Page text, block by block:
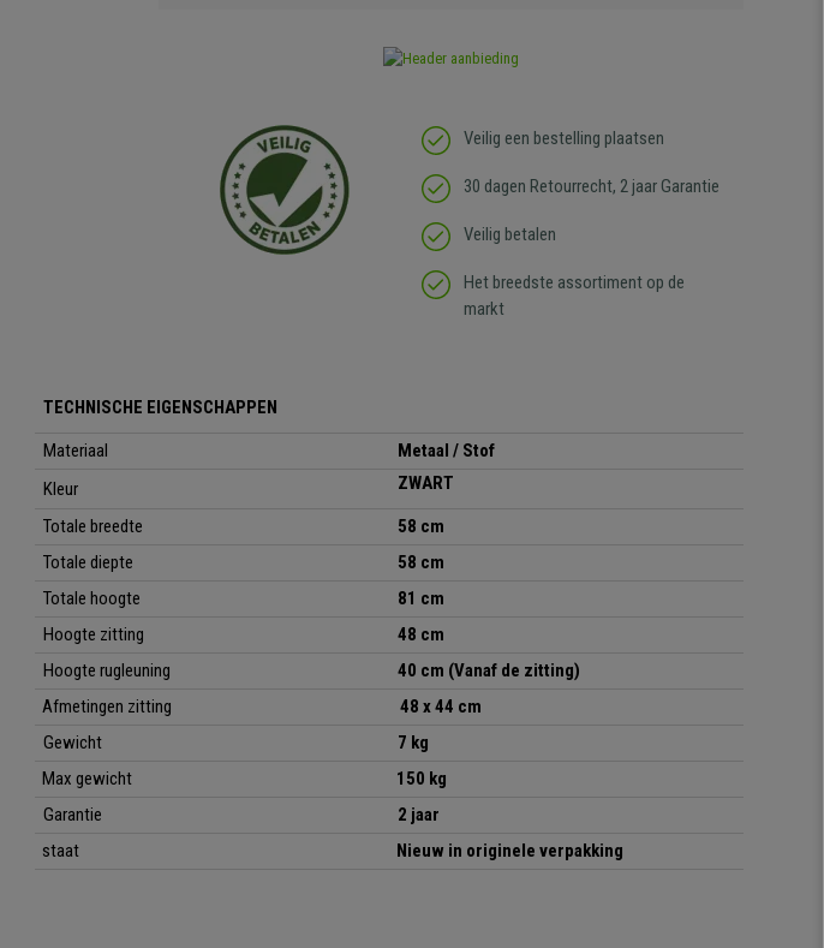
Veilig een bestelling plaatsen
30 dagen Retourrecht, 2 jaar Garantie
Veilig betalen
Het breedste assortiment op de
markt
TECHNISCHE EIGENSCHAPPEN
Materiaal
Metaal / Stof
Kleur
ZWART
Totale breedte
58 cm
Totale diepte
58 cm
Totale hoogte
81 cm
Hoogte zitting
48 cm
Hoogte rugleuning
40 cm (Vanaf de zitting)
Afmetingen zitting
48 x 44 cm
Gewicht
7 kg
Max gewicht
150 kg
Garantie
2 jaar
staat
Nieuw in originele verpakking